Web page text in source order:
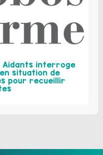
Aidants interroge
situation de
pour recueillir